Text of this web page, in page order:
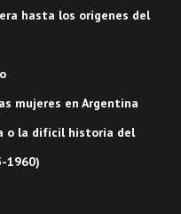
hasta los orígenes del
mujeres en Argentina
o la difícil historia del
1960)